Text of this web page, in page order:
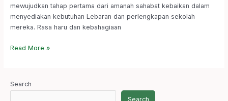
mewujudkan tahap pertama dari amanah sahabat kebaikan dalam
menyediakan kebutuhan Lebaran dan perlengkapan sekolah
mereka. Rasa haru dan kebahagiaan
Read More »
Search
Search